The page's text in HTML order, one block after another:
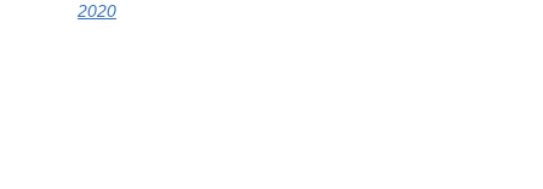
2020